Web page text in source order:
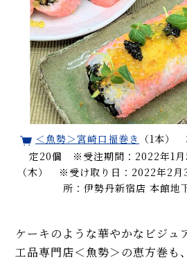
＜魚勢＞宮崎口福巻き （1本
定20個 ※受注期間：2022年1月
（木） ※受け取り日：2022年2月
所：伊勢丹新宿店 本館地
ケーキのような華やかなビジュ
工品専門店＜魚勢＞の恵方巻も